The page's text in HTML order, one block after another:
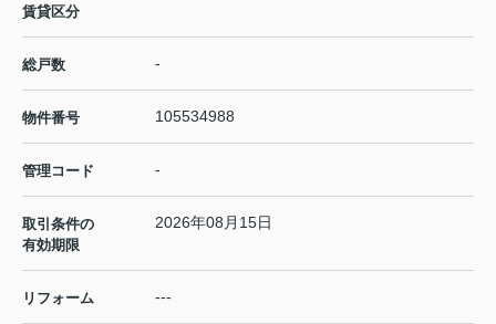
賃貸区分
総戸数 -
物件番号 105534988
管理コード -
取引条件の
有効期限
2026年08月15日
リフォーム ---